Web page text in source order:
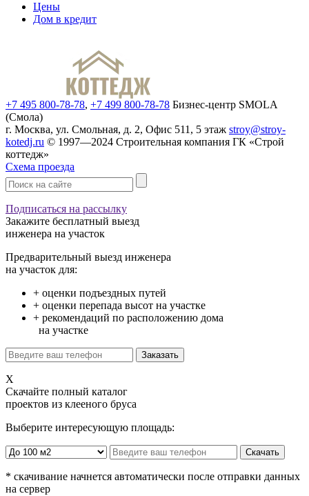
Цены
Дом в кредит
+7 495 800-78-78, +7 499 800-78-78 Бизнес-центр SMOLA
(Смола)
г. Москва, ул. Смольная, д. 2, Офис 511, 5 этаж stroy@stroy-
kotedj.ru © 1997—2024 Строительная компания ГК «Строй
коттедж»
Схема проезда
Подписаться на рассылку
Закажите бесплатный выезд
инженера на участок
Предварительный выезд инженера
на участок для:
+ оценки подъездных путей
+ оценки перепада высот на участке
+ рекомендаций по расположению дома
на участке
X
Скачайте полный каталог
проектов из клееного бруса
Выберите интересующую площадь:
* скачивание начнется автоматически после отправки данных
на сервер